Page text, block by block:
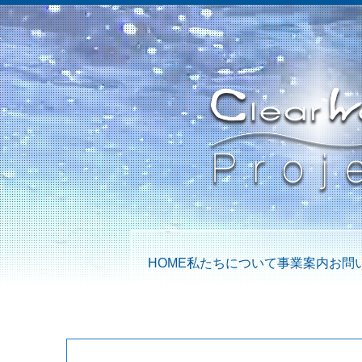
HOME私たちについて事業案内お問